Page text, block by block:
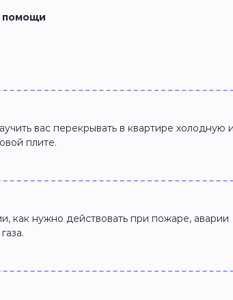
помощи
вас перекрывать в квартире холодную и
плите.
как нужно действовать при пожаре, аварии